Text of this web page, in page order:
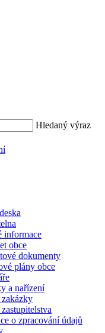
Hledaný výraz
informace
obce
dokumenty
plány obce
a nařízení
zakázky
o zpracování údajů